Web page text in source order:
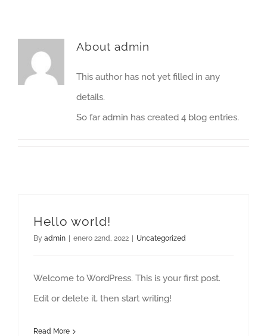
About admin
This author has not yet filled in any
details.
So far admin has created 4 blog entries.
Hello world!
By admin | enero 22nd, 2022 | Uncategorized
Welcome to WordPress. This is your first post.
Edit or delete it, then start writing!
Read More